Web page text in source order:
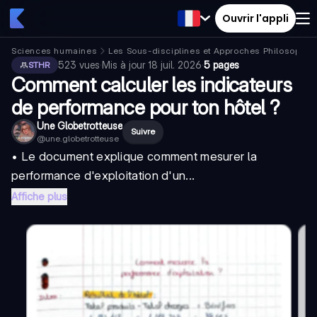
Ouvrir l'appli
Sciences humaines
Les Sous-disciplines et Approches
STHR
523 vues·Mis à jour18 juil. 2026·5 pages
Comment calculer les indicateurs
de performance pour ton hôtel ?
Une Globetrotteuse
@une.globetrotteuse
Suivre
• Le document explique comment mesurer la
performance d'exploitation d'un...
Affiche plus